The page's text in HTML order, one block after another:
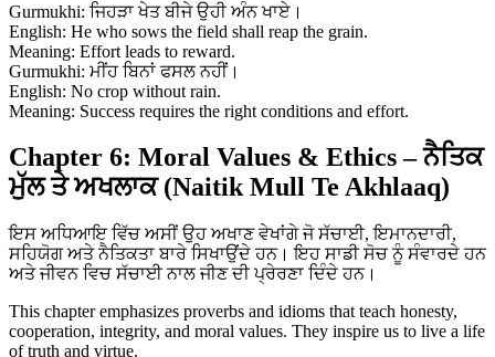
Gurmukhi: ਜਿਹੜਾ ਖੇਤ ਬੀਜੇ ਉਹੀ ਅੰਨ ਖਾਏ।
English: He who sows the field shall reap the grain.
Meaning: Effort leads to reward.
Gurmukhi: ਮੀਂਹ ਬਿਨਾਂ ਫਸਲ ਨਹੀਂ।
English: No crop without rain.
Meaning: Success requires the right conditions and effort.
Chapter 6: Moral Values & Ethics – ਨੈਤਿਕ
ਮੁੱਲ ਤੇ ਅਖਲਾਕ (Naitik Mull Te Akhlaaq)
ਇਸ ਅਧਿਆਇ ਵਿੱਚ ਅਸੀਂ ਉਹ ਅਖਾਣ ਵੇਖਾਂਗੇ ਜੋ ਸੱਚਾਈ, ਇਮਾਨਦਾਰੀ,
ਸਹਿਯੋਗ ਅਤੇ ਨੈਤਿਕਤਾ ਬਾਰੇ ਸਿਖਾਉਂਦੇ ਹਨ। ਇਹ ਸਾਡੀ ਸੋਚ ਨੂੰ ਸੰਵਾਰਦੇ ਹਨ
ਅਤੇ ਜੀਵਨ ਵਿਚ ਸੱਚਾਈ ਨਾਲ ਜੀਣ ਦੀ ਪ੍ਰੇਰਣਾ ਦਿੰਦੇ ਹਨ।
This chapter emphasizes proverbs and idioms that teach honesty,
cooperation, integrity, and moral values. They inspire us to live a life
of truth and virtue.